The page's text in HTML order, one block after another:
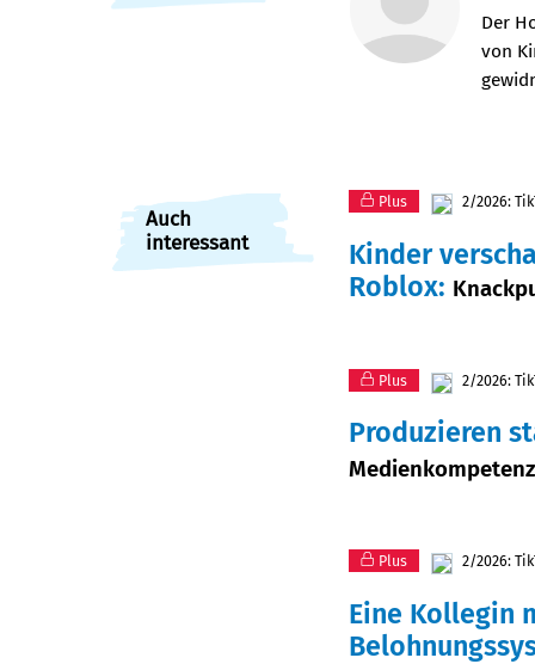
Der
von
Auch
interessant
Plus 2/2026:
Kinder
Roblox:
Plus 2/2026:
Produzieren
Plus 2/2026:
Eine Kollegin